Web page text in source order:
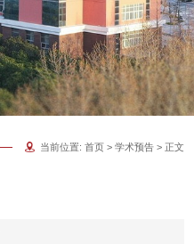
当前位置: 首页 > 学术预告 > 正文